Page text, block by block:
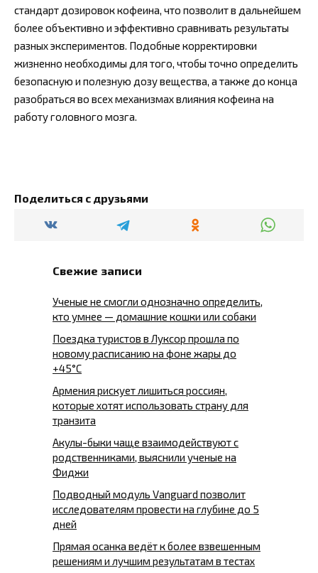
стандарт дозировок кофеина, что позволит в дальнейшем
более объективно и эффективно сравнивать результаты
разных экспериментов. Подобные корректировки
жизненно необходимы для того, чтобы точно определить
безопасную и полезную дозу вещества, а также до конца
разобраться во всех механизмах влияния кофеина на
работу головного мозга.
Поделиться с друзьями
Свежие записи
Ученые не смогли однозначно определить,
кто умнее — домашние кошки или собаки
Поездка туристов в Луксор прошла по
новому расписанию на фоне жары до
+45°C
Армения рискует лишиться россиян,
которые хотят использовать страну для
транзита
Акулы-быки чаще взаимодействуют с
родственниками, выяснили ученые на
Фиджи
Подводный модуль Vanguard позволит
исследователям провести на глубине до 5
дней
Прямая осанка ведёт к более взвешенным
решениям и лучшим результатам в тестах